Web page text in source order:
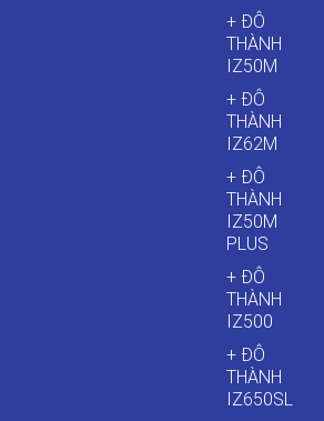
+ ĐÔ
THÀNH
IZ50M
+ ĐÔ
THÀNH
IZ62M
+ ĐÔ
THÀNH
IZ50M
PLUS
+ ĐÔ
THÀNH
IZ500
+ ĐÔ
THÀNH
IZ650SL